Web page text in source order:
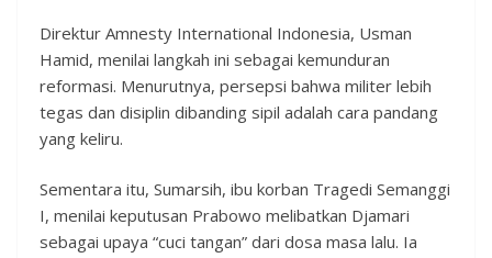
Direktur Amnesty International Indonesia, Usman
Hamid, menilai langkah ini sebagai kemunduran
reformasi. Menurutnya, persepsi bahwa militer lebih
tegas dan disiplin dibanding sipil adalah cara pandang
yang keliru.
Sementara itu, Sumarsih, ibu korban Tragedi Semanggi
I, menilai keputusan Prabowo melibatkan Djamari
sebagai upaya “cuci tangan” dari dosa masa lalu. Ia